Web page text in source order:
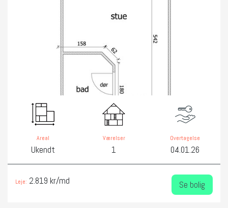
Areal
Ukendt
Værelser
1
Overtagelse
04.01.26
Leje: 2.819 kr/md Se bolig